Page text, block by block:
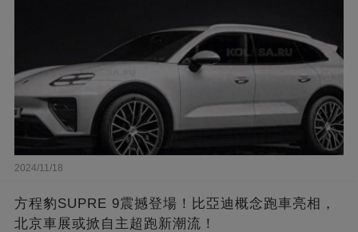
2024/11/18
方程豹SUPRE 9震撼登場！比亞迪概念跑車亮相，
北京車展或掀自主超跑新潮流！